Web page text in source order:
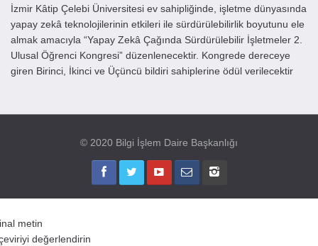
İzmir Kâtip Çelebi Üniversitesi ev sahipliğinde, işletme dünyasında
yapay zekâ teknolojilerinin etkileri ile sürdürülebilirlik boyutunu ele
almak amacıyla “Yapay Zekâ Çağında Sürdürülebilir İşletmeler 2.
Ulusal Öğrenci Kongresi” düzenlenecektir. Kongrede dereceye
giren Birinci, İkinci ve Üçüncü bildiri sahiplerine ödül verilecektir
© 2020 Bilgi İşlem Daire Başkanlığı
metin
değerlendirin